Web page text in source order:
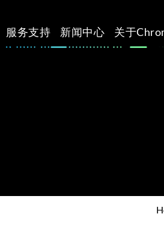
服务支持 新闻中心 关于